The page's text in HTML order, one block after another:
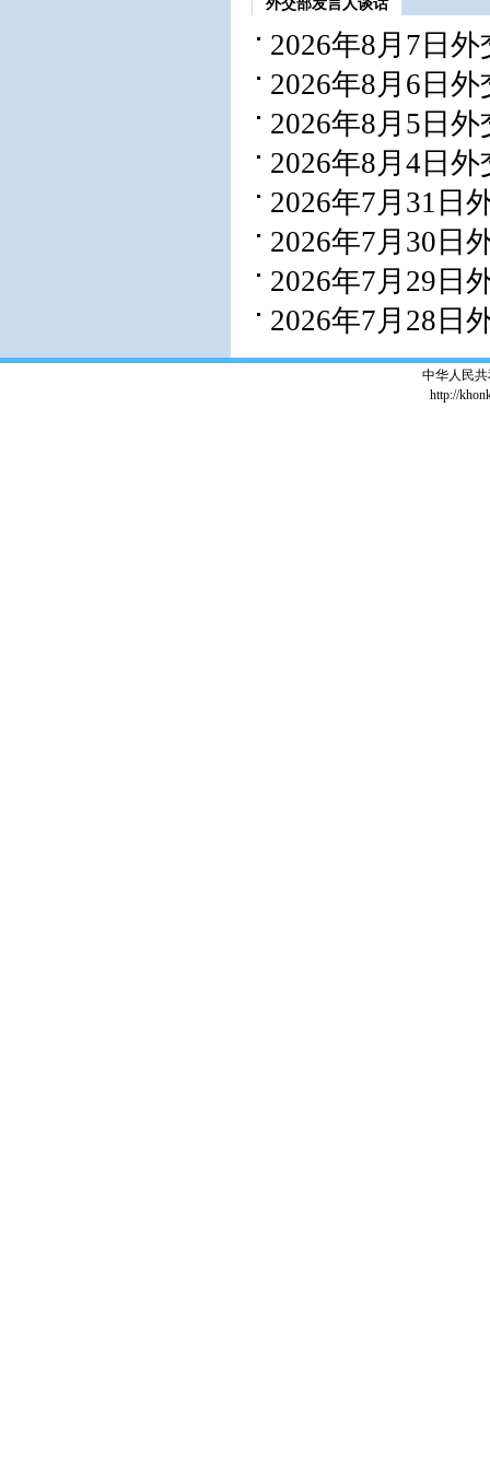
外交部发言人谈话
2026年8月7日
2026年8月6日
2026年8月5日
2026年8月4日
2026年7月31日
2026年7月30日
2026年7月29日
2026年7月28日
中华人民
http://